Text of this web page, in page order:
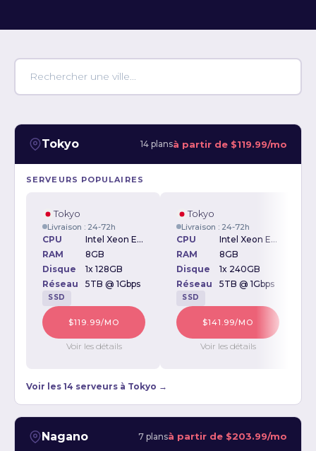
Tokyo 14 plansà partir de $119.99/mo
SERVEURS POPULAIRES
Tokyo
Livraison : 24-72h
CPU
Intel Xeon E3-1230v2 3.30GHz
RAM
8GB
Disque
1x 128GB
Réseau
5TB @ 1Gbps
SSD
$119.99/MO
Voir les détails
Tokyo
Livraison : 24-72h
CPU
Intel Xeon E-2234 3.6GHz
RAM
8GB
Disque
1x 240GB
Réseau
5TB @ 1Gbps
SSD
$141.99/MO
Voir les détails
Voir les 14 serveurs à Tokyo →
Nagano 7 plansà partir de $203.99/mo